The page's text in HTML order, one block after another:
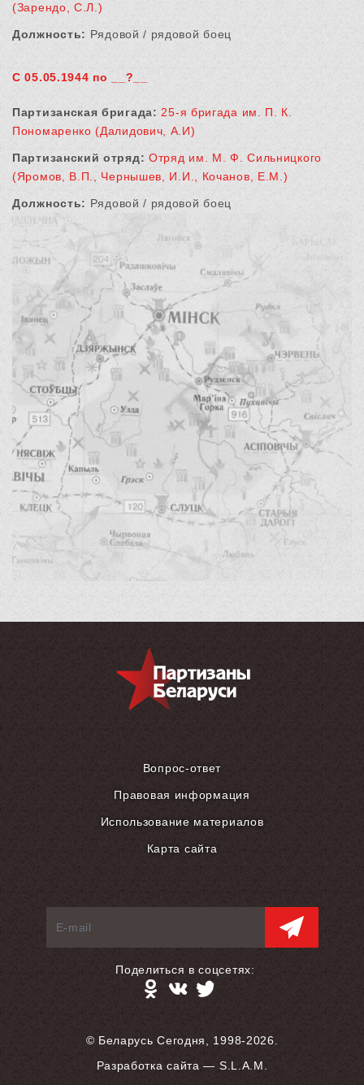
(Зарендо, С.Л.)
Должность: Рядовой / рядовой боец
С 05.05.1944 по __?__
Партизанская бригада: 25-я бригада им. П. К.
Пономаренко (Далидович, А.И)
Партизанский отряд: Отряд им. М. Ф. Сильницкого
(Яромов, В.П., Чернышев, И.И., Кочанов, Е.М.)
Должность: Рядовой / рядовой боец
Вопрос-ответ
Правовая информация
Использование материалов
Карта сайта
© Беларусь Сегодня, 1998-2026.
Разработка сайта — S.L.A.M.
Поделиться в соцсетях: